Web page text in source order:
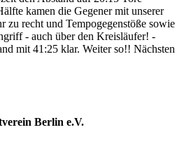
kamen die Gegener mit unserer
zu recht und Tempogegenstöße sowie
- auch über den Kreisläufer! -
mit 41:25 klar. Weiter so!! Nächsten
Berlin e.V.